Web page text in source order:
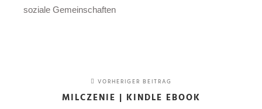
soziale Gemeinschaften
VORHERIGER BEITRAG
MILCZENIE | KINDLE EBOOK